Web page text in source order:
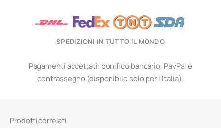
SPEDIZIONI IN TUTTO IL MONDO
Pagamenti accettati: bonifico bancario, PayPal e
contrassegno (disponibile solo per l'Italia).
Prodotti correlati